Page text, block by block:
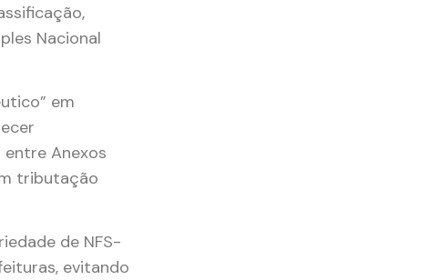
Nacional
em
Anexos
tributação
de NFS-
evitando